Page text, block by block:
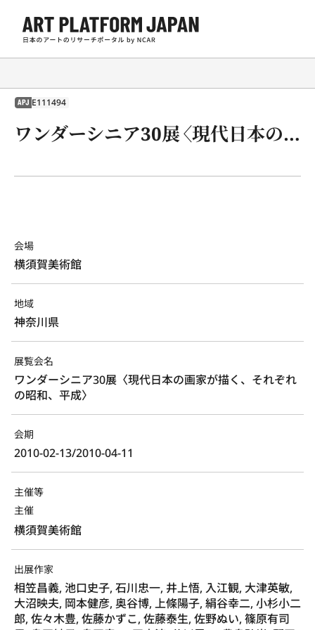
APJ E111494
ワンダーシニア30展〈現代日本の画家が描く、それぞれの昭和、平成〉
会場
横須賀美術館
地域
神奈川県
展覧会名
ワンダーシニア30展〈現代日本の画家が描く、それぞれ
の昭和、平成〉
会期
2010-02-13/2010-04-11
主催等
主催
横須賀美術館
出展作家
相笠昌義, 池口史子, 石川忠一, 井上悟, 入江観, 大津英敏,
大沼映夫, 岡本健彦, 奥谷博, 上條陽子, 絹谷幸二, 小杉小二
郎, 佐々木豊, 佐藤かずこ, 佐藤泰生, 佐野ぬい, 篠原有司